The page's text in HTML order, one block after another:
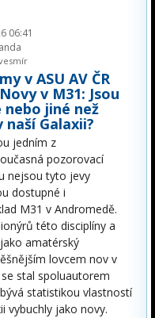
06:41
v ASU AV ČR
v M31: Jsou
nebo jiné než
naší Galaxii?
jedním z
pozorovací
nejsou tyto jevy
dostupné i
M31 v Andromedě.
této disciplíny a
amatérský
lovcem nov v
stal spoluautorem
statistikou vlastností
vybuchly jako novy.